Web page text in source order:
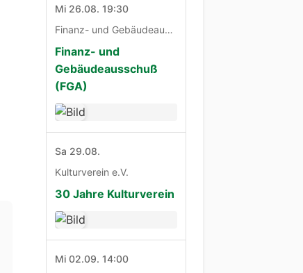
Mi 26.08. 19:30
Finanz- und Gebäudeausschuß
Finanz- und
Gebäudeausschuß
(FGA)
Sa 29.08.
Kulturverein e.V.
30 Jahre Kulturverein
Mi 02.09. 14:00